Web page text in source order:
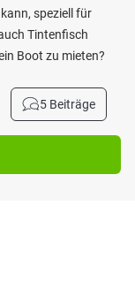
speziell für
Tintenfisch
Boot zu mieten?
5 Beiträge